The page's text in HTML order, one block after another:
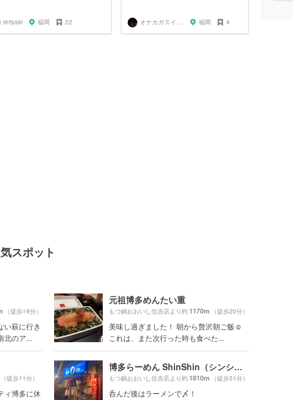
teriyaki 福岡 22 オナカガスイタラナニタベヨ 福岡 4
スポット
（徒歩19分）
い萩に行き
北のア...
元祖博多めんたい重
もつ鍋おおいし住吉店より約1170m （徒歩20分）
美味し過ぎました！ 朝から贅沢朝ご飯☺️
これは、また次行った時も食べた...
（徒歩11分）
ィ博多に休
博多らーめん ShinShin（シンシン）天神本店
もつ鍋おおいし住吉店より約1810m （徒歩31分）
呑んだ後はラーメンで〆！